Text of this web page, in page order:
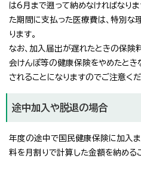
は6月まで遡って納めなければなりま
た期間に支払った医療費は、特別
ります。
なお、加入届出が遅れたときの保険
会けんぽ等の健康保険をやめたとき
されることになりますのでご注意くだ
途中加入や脱退の場合
年度の途中で国民健康保険に加入
料を月割りで計算した金額を納める